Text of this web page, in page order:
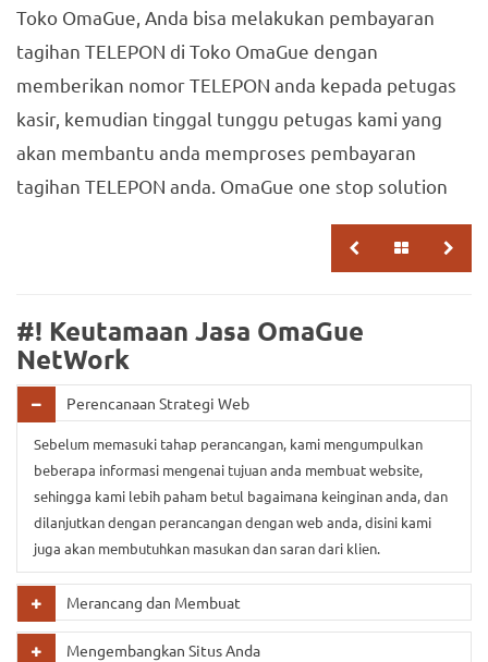
Toko OmaGue, Anda bisa melakukan pembayaran
tagihan TELEPON di Toko OmaGue dengan
memberikan nomor TELEPON anda kepada petugas
kasir, kemudian tinggal tunggu petugas kami yang
akan membantu anda memproses pembayaran
tagihan TELEPON anda. OmaGue one stop solution
#! Keutamaan Jasa OmaGue
NetWork
Perencanaan Strategi Web
Sebelum memasuki tahap perancangan, kami mengumpulkan
beberapa informasi mengenai tujuan anda membuat website,
sehingga kami lebih paham betul bagaimana keinginan anda, dan
dilanjutkan dengan perancangan dengan web anda, disini kami
juga akan membutuhkan masukan dan saran dari klien.
Merancang dan Membuat
Mengembangkan Situs Anda